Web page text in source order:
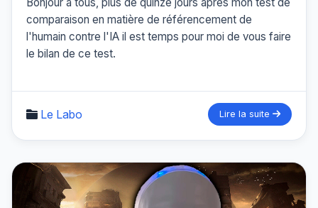
comparaison en matière de référencement de
l'humain contre l'IA il est temps pour moi de vous faire
le bilan de ce test.
Le Labo Lire la suite